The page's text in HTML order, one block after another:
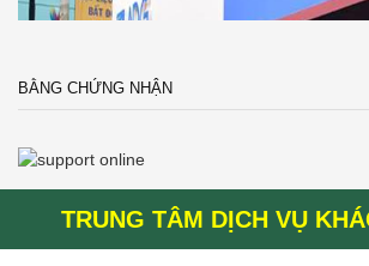
BẰNG CHỨNG NHẬN
TRUNG TÂM DỊCH VỤ